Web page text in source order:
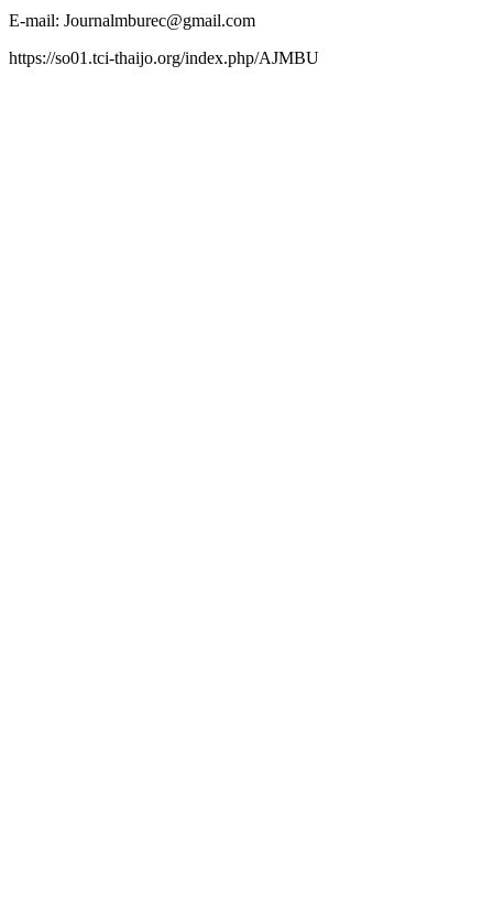
E-mail: Journalmburec@gmail.com
https://so01.tci-thaijo.org/index.php/AJMBU